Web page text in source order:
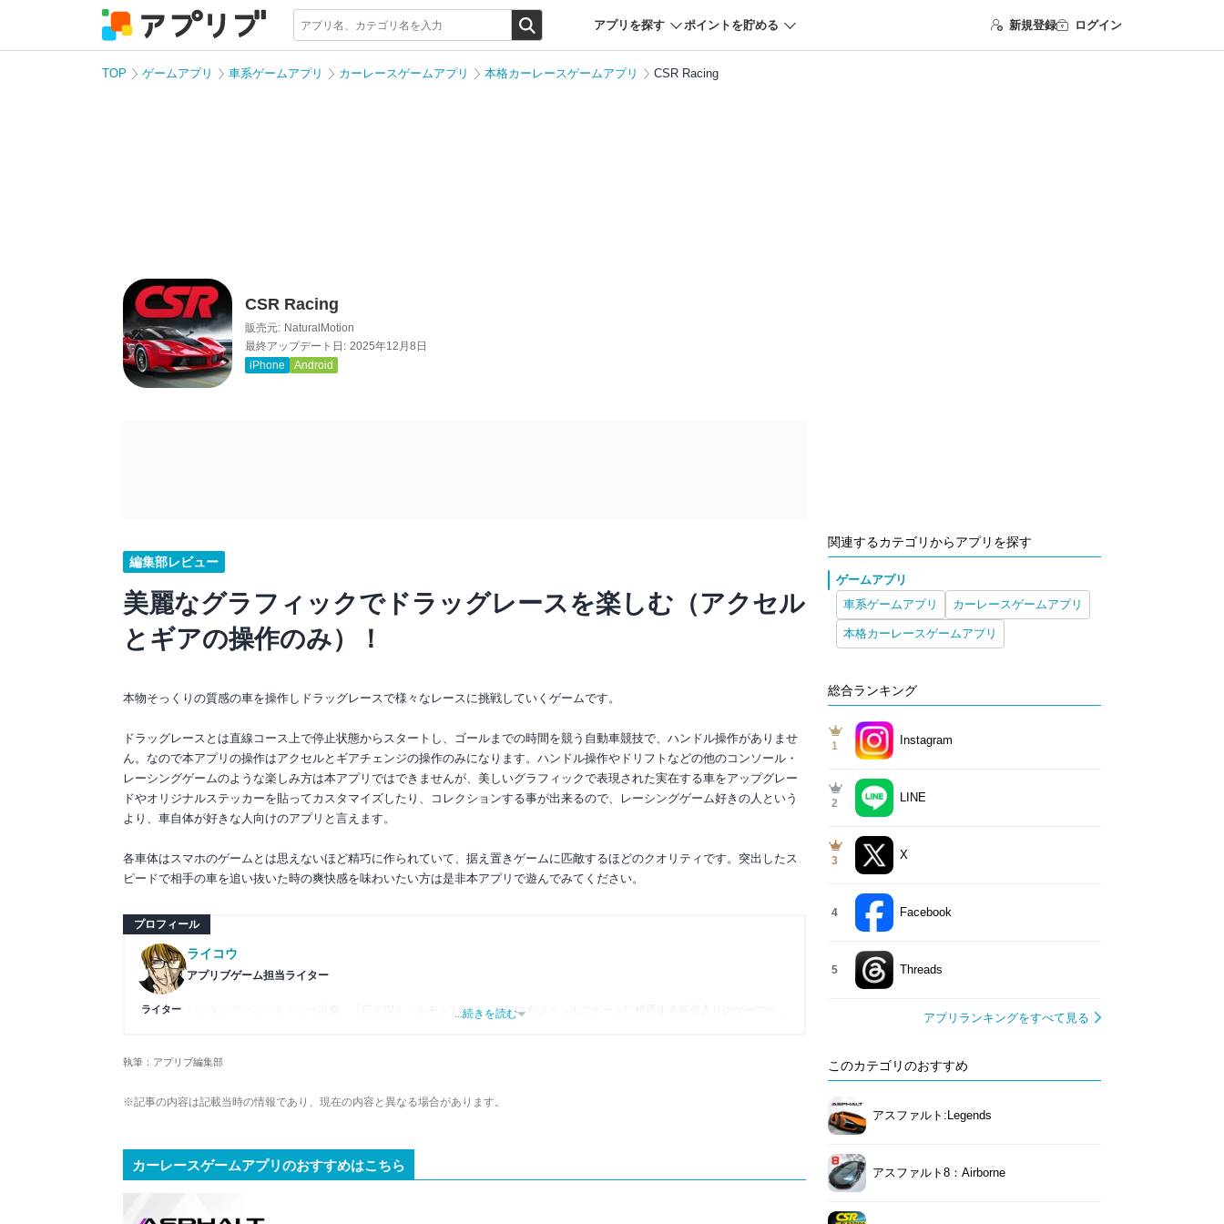
アプリを探す ポイントを貯める 新規登録 ログイン
TOP ゲームアプリ 車系ゲームアプリ カーレースゲームアプリ 本格カーレースゲームアプリ CSR Racing
CSR Racing
販売元: NaturalMotion
最終アップデート日: 2025年12月8日
iPhone
Android
編集部レビュー
美麗なグラフィックでドラッグレースを楽しむ（アクセル
とギアの操作のみ）！
本物そっくりの質感の車を操作しドラッグレースで様々なレースに挑戦していくゲームです。
ドラッグレースとは直線コース上で停止状態からスタートし、ゴールまでの時間を競う自動車競技で、ハンドル操作がありませ
ん。なので本アプリの操作はアクセルとギアチェンジの操作のみになります。ハンドル操作やドリフトなどの他のコンソール・
レーシングゲームのような楽しみ方は本アプリではできませんが、美しいグラフィックで表現された実在する車をアップグレー
ドやオリジナルステッカーを貼ってカスタマイズしたり、コレクションする事が出来るので、レーシングゲーム好きの人という
より、車自体が好きな人向けのアプリと言えます。
各車体はスマホのゲームとは思えないほど精巧に作られていて、据え置きゲームに匹敵するほどのクオリティです。突出したス
ピードで相手の車を追い抜いた時の爽快感を味わいたい方は是非本アプリで遊んでみてください。
プロフィール
ライター
ライコウ
アプリブゲーム担当ライター
出身。「広く深く」をモットーに、あらゆるジャンルのゲームに精通する筋金入りのゲーマー。
や専門知識の深さは業界内でも高く評価されている。現在は、アプリブでゲーム関連のコンテンツを豊富に執筆中。
...続きを読む
執筆：アプリブ編集部
※記事の内容は記載当時の情報であり、現在の内容と異なる場合があります。
カーレースゲームアプリのおすすめはこちら
関連するカテゴリからアプリを探す
ゲームアプリ
車系ゲームアプリ
カーレースゲームアプリ
本格カーレースゲームアプリ
総合ランキング
1 Instagram
2 LINE
3 X
4 Facebook
5 Threads
アプリランキングをすべて見る
このカテゴリのおすすめ
アスファルト:Legends
アスファルト8：Airborne